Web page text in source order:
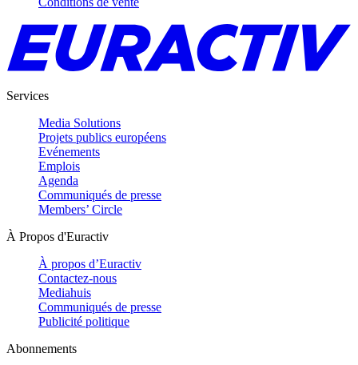
Services
Media Solutions
Projets publics européens
Evénements
Emplois
Agenda
Communiqués de presse
Members’ Circle
À Propos d'Euractiv
À propos d’Euractiv
Contactez-nous
Mediahuis
Communiqués de presse
Publicité politique
Abonnements